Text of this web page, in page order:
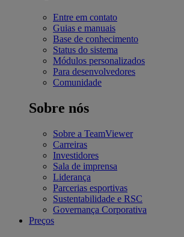
Entre em contato
Guias e manuais
Base de conhecimento
Status do sistema
Módulos personalizados
Para desenvolvedores
Comunidade
Sobre nós
Sobre a TeamViewer
Carreiras
Investidores
Sala de imprensa
Liderança
Parcerias esportivas
Sustentabilidade e RSC
Governança Corporativa
Preços